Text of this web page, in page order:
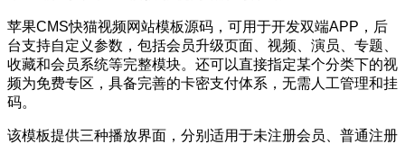
苹果CMS快猫视频网站模板源码，可用于开发双端APP，后
台支持自定义参数，包括会员升级页面、视频、演员、专题、
收藏和会员系统等完整模块。还可以直接指定某个分类下的视
频为免费专区，具备完善的卡密支付体系，无需人工管理和挂
码。
该模板提供三种播放界面，分别适用于未注册会员、普通注册